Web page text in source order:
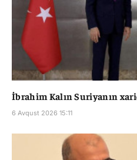
İbrahim Kalın Suriyanın
6 Avqust 2026 15:11